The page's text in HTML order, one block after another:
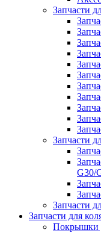
Запчасти
Запчасти
G30/
Запчасти
Запчасти для
Покрышки